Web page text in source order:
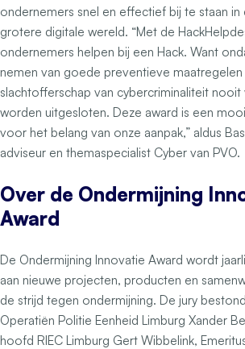
ondernemers snel en effectief bij te staan in
grotere digitale wereld. “Met de
ondernemers helpen bij een Hack. Want
nemen van goede preventieve maatregelen
slachtofferschap van cybercriminaliteit nooit
worden uitgesloten. Deze award is een
voor het belang van onze aanpak,” aldus
adviseur en themaspecialist Cyber van PVO.
Over de Ondermijning
Award
De Ondermijning Innovatie Award wordt
aan nieuwe projecten, producten en
de strijd tegen ondermijning. De jury
Operatiën Politie Eenheid Limburg Xander
hoofd RIEC Limburg Gert Wibbelink,